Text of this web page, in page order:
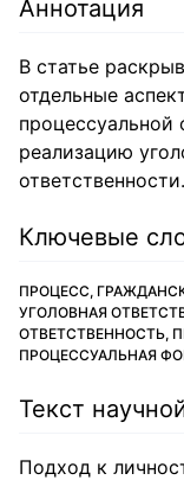
Аннотация
В статье
отдельные
реализацию
ответственности.
Ключевые
ПРОЦЕСС,
УГОЛОВНАЯ
ОТВЕТСТВЕННОСТЬ,
ПРОЦЕССУАЛЬНАЯ
Текст
Подход к